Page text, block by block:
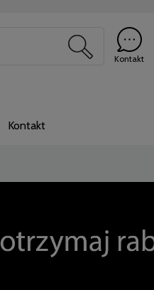
Kontakt
Kontakt